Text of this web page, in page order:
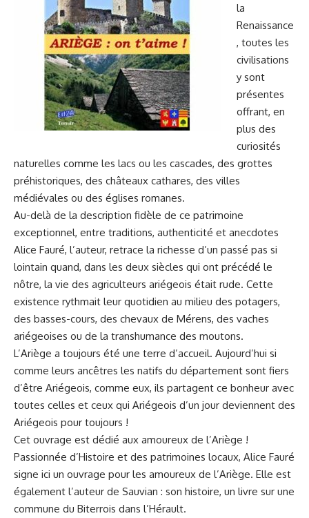
la
Renaissance
, toutes les
civilisations
y sont
présentes
offrant, en
plus des
curiosités
naturelles comme les lacs ou les cascades, des grottes
préhistoriques, des châteaux cathares, des villes
médiévales ou des églises romanes.
Au-delà de la description fidèle de ce patrimoine
exceptionnel, entre traditions, authenticité et anecdotes
Alice Fauré, l’auteur, retrace la richesse d’un passé pas si
lointain quand, dans les deux siècles qui ont précédé le
nôtre, la vie des agriculteurs ariégeois était rude. Cette
existence rythmait leur quotidien au milieu des potagers,
des basses-cours, des chevaux de Mérens, des vaches
ariégeoises ou de la transhumance des moutons.
L’Ariège a toujours été une terre d’accueil. Aujourd’hui si
comme leurs ancêtres les natifs du département sont fiers
d’être Ariégeois, comme eux, ils partagent ce bonheur avec
toutes celles et ceux qui Ariégeois d’un jour deviennent des
Ariégeois pour toujours !
Cet ouvrage est dédié aux amoureux de l’Ariège !
Passionnée d’Histoire et des patrimoines locaux, Alice Fauré
signe ici un ouvrage pour les amoureux de l’Ariège. Elle est
également l’auteur de Sauvian : son histoire, un livre sur une
commune du Biterrois dans l’Hérault.